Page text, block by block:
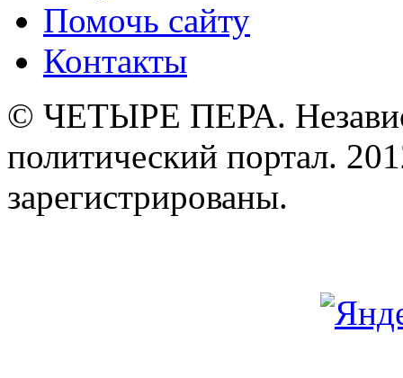
Помочь сайту
Контакты
© ЧЕТЫРЕ ПЕРА.
политический портал.
зарегистрированы.